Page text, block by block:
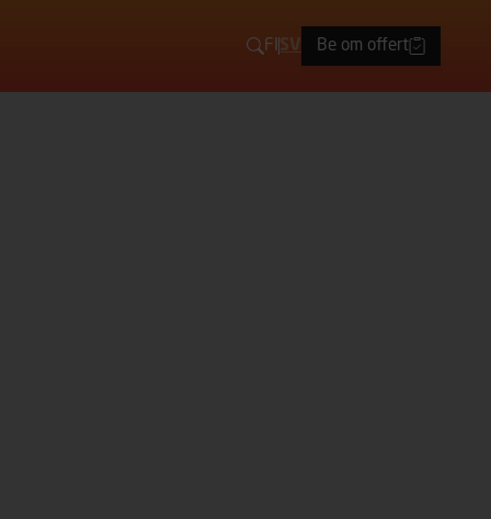
SökFI SV Be om offert